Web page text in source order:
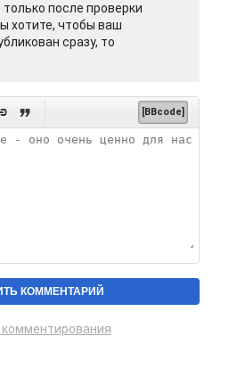
после проверки
хотите, чтобы ваш
сразу, то
 [BBcode]
комментирования